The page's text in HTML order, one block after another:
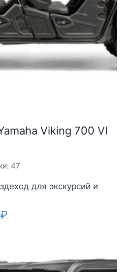
Viking 700 VI
47
для экскурсий и
₽